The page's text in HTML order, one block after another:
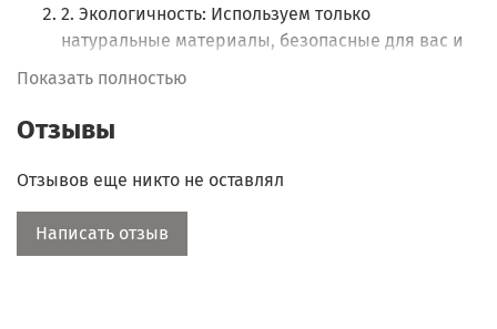
2. Экологичность: Используем только
натуральные материалы, безопасные для вас и
произведение искусства, отражающее вашу
4. Идеальный подарок: Отлично подходит для
акценты.Специальное предложение! Скидка 10%
на первый заказ.
Показать полностью
Отзывы
Отзывов еще никто не оставлял
Написать отзыв